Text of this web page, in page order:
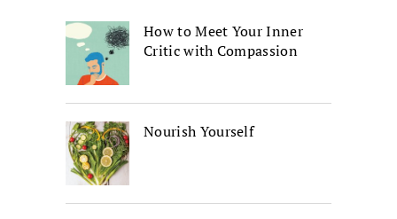
How to Meet Your Inner
Critic with Compassion
Nourish Yourself